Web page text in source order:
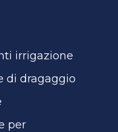
irrigazione
di dragaggio
per